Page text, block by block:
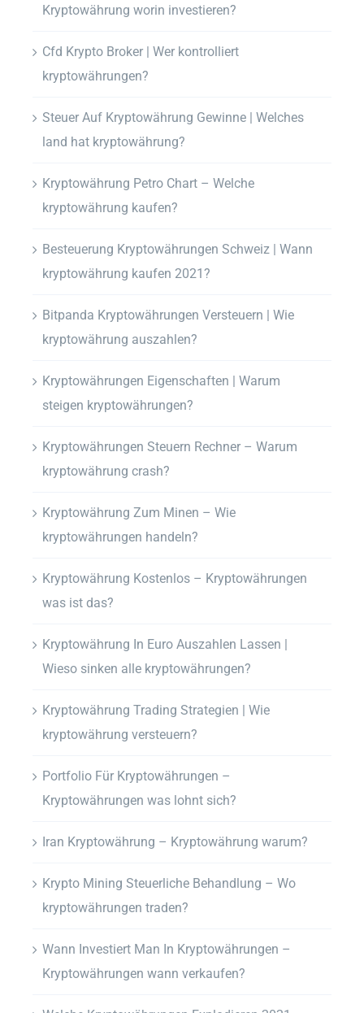
Kryptowährung worin investieren?
Cfd Krypto Broker | Wer kontrolliert
kryptowährungen?
Steuer Auf Kryptowährung Gewinne | Welches
land hat kryptowährung?
Kryptowährung Petro Chart – Welche
kryptowährung kaufen?
Besteuerung Kryptowährungen Schweiz | Wann
kryptowährung kaufen 2021?
Bitpanda Kryptowährungen Versteuern | Wie
kryptowährung auszahlen?
Kryptowährungen Eigenschaften | Warum
steigen kryptowährungen?
Kryptowährungen Steuern Rechner – Warum
kryptowährung crash?
Kryptowährung Zum Minen – Wie
kryptowährungen handeln?
Kryptowährung Kostenlos – Kryptowährungen
was ist das?
Kryptowährung In Euro Auszahlen Lassen |
Wieso sinken alle kryptowährungen?
Kryptowährung Trading Strategien | Wie
kryptowährung versteuern?
Portfolio Für Kryptowährungen –
Kryptowährungen was lohnt sich?
Iran Kryptowährung – Kryptowährung warum?
Krypto Mining Steuerliche Behandlung – Wo
kryptowährungen traden?
Wann Investiert Man In Kryptowährungen –
Kryptowährungen wann verkaufen?